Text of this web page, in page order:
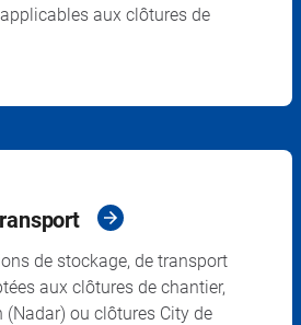
aux clôtures de
de stockage, de transport
aux clôtures de chantier,
(Nadar) ou clôtures City de